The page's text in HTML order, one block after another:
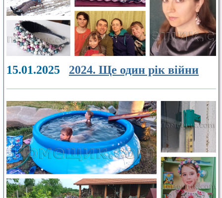
15.01.2025 2024. Ще один рік війни